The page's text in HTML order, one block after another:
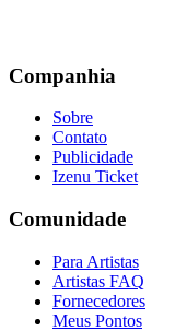
Companhia
Sobre
Contato
Publicidade
Izenu Ticket
Comunidade
Para Artistas
Artistas FAQ
Fornecedores
Meus Pontos